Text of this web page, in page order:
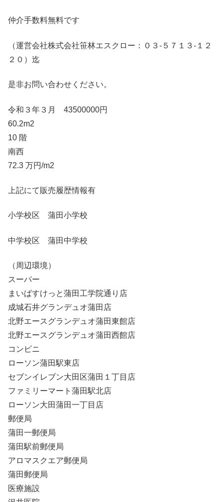
仲介手数料無料です
（運営会社株式会社笹林エスクロー：０３-５７１３-１２
２０）迄
是非お問い合わせください。
令和３年３月 43500000円
60.2m2
10 階
南西
72.3 万円/m2
上記にて販売履歴情報有
小学校区 蒲田小学校
中学校区 蒲田中学校
（周辺環境）
スーパー
まいばすけっと蒲田工学院通り店
成城石井グランデュオ蒲田店
北野エースグランデュオ蒲田東館店
北野エースグランデュオ蒲田西館店
コンビニ
ローソン蒲田駅東店
セブンイレブン大田区蒲田１丁目店
ファミリーマート蒲田駅北店
ローソン大田蒲田一丁目店
郵便局
蒲田一郵便局
蒲田駅前郵便局
アロマスクエア郵便局
蒲田郵便局
医療施設